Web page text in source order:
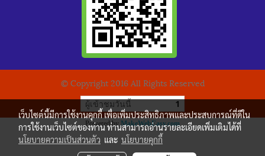
© Copyright 2016 All Rights Reserved
ผู้เข้าชมวันนี้ 1
Powered byMakeWebEasy.com
เว็บไซต์นี้มีการใช้งานคุกกี้ เพื่อเพิ่มประสิทธิภาพและประสบการณ์ที่ดีใน
การใช้งานเว็บไซต์ของท่าน ท่านสามารถอ่านรายละเอียดเพิ่มเติมได้ที่
นโยบายความเป็นส่วนตัว และ นโยบายคุกกี้